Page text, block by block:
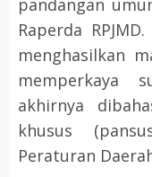
Raperda
menghasilkan
memperkaya
akhirnya
khusus
Peraturan